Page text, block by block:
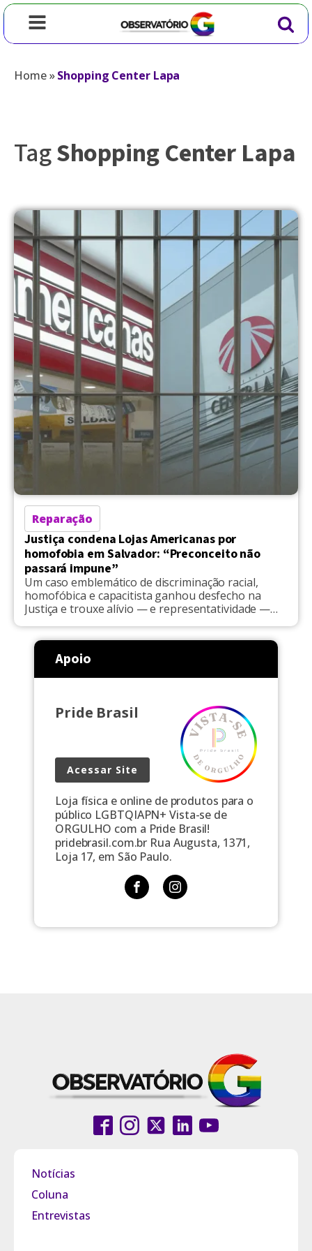
Home»Shopping Center Lapa
TagShopping Center Lapa
Reparação
Justiça condena Lojas Americanas por
homofobia em Salvador: “Preconceito não
passará impune”
Um caso emblemático de discriminação racial,
homofóbica e capacitista ganhou desfecho na
Justiça e trouxe alívio — e representatividade —
Lojas Americanas do Shopping Center Lapa, no
coração de Salvador, foi condenada a pagar R$ 20
mil por danos morais a um cliente que relatou ter
sido alvo de […]
Apoio
Pride Brasil
Acessar Site
Loja física e online de produtos para o
público LGBTQIAPN+ Vista-se de
ORGULHO com a Pride Brasil!
pridebrasil.com.br Rua Augusta, 1371,
Loja 17, em São Paulo.
Notícias
Coluna
Entrevistas